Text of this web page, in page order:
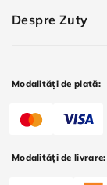
Despre Zuty
Modalități de plată:
Modalități de livrare: